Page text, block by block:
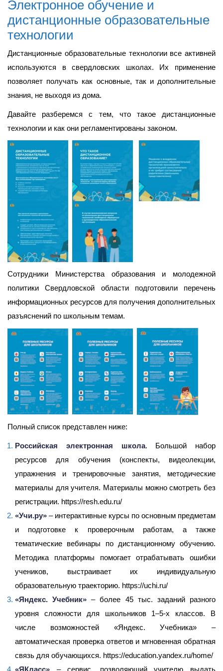
Материально-техническое
образовательного процесса
Платные образовательные услуги
Стипендии и иные виды
материальной поддержки
образовательной организации
Финансово-хозяйственная
Вакантные места для приема
Доступная среда
Школьный спортивный клуб
Международное сотрудничество
Электронное обучение и
дистанционные образовательные
технологии
Дистанционные образовательные технологии все активней
используются в свердловских школах. Их применение
позволяет получать как основные, так и дополнительные
знания, не выходя из дома.
Давайте разберемся с тем, что такое дистанционные
технологии и как они регламентированы законом.
Сотрудники Министерства образования и молодежной
политики Свердловской области подготовили перечень
информационных ресурсов для получения дополнительных
разъяснений по школьным темам.
Полный список представлен ниже:
Российская электронная школа. Большой набор
ресурсов для обучения (конспекты, видеолекции,
упражнения и тренировочные занятия, методические
материалы для учителя. Материалы можно смотреть без
регистрации. https://resh.edu.ru/
«Учи.ру» – интерактивные курсы по основным предметам
и подготовке к проверочным работам, а также
тематические вебинары по дистанционному обучению.
Методика платформы помогает отрабатывать ошибки
учеников, выстраивает их индивидуальную
образовательную траекторию. https://uchi.ru/
«Яндекс. Учебник» – более 45 тыс. заданий разного
уровня сложности для школьников 1–5-х классов. В
числе возможностей «Яндекс. Учебника» –
автоматическая проверка ответов и мгновенная обратная
связь для обучающихся. https://education.yandex.ru/home/
«ЯКласс» – сервис, позволяющий учителю выдать